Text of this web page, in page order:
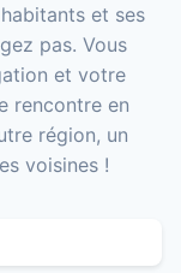
et ses
pas. Vous
et votre
rencontre en
région, un
voisines !